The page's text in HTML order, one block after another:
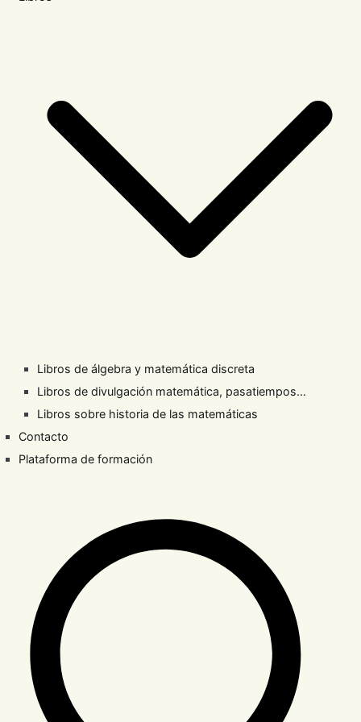
Libros de álgebra y matemática discreta
Libros de divulgación matemática, pasatiempos…
Libros sobre historia de las matemáticas
Contacto
Plataforma de formación